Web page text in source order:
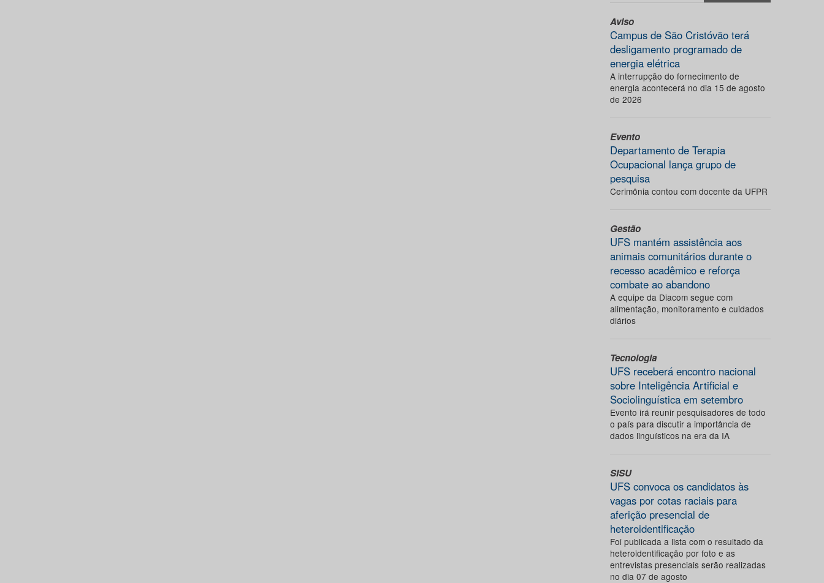
Aviso
Campus de São Cristóvão terá
desligamento programado de
energia elétrica
A interrupção do fornecimento de
energia acontecerá no dia 15 de agosto
de 2026
Evento
Departamento de Terapia
Ocupacional lança grupo de
pesquisa
Cerimônia contou com docente da UFPR
Gestão
UFS mantém assistência aos
animais comunitários durante o
recesso acadêmico e reforça
combate ao abandono
A equipe da Diacom segue com
alimentação, monitoramento e cuidados
diários
Tecnologia
UFS receberá encontro nacional
sobre Inteligência Artificial e
Sociolinguística em setembro
Evento irá reunir pesquisadores de todo
o país para discutir a importância de
dados linguísticos na era da IA
SISU
UFS convoca os candidatos às
vagas por cotas raciais para
aferição presencial de
heteroidentificação
Foi publicada a lista com o resultado da
heteroidentificação por foto e as
entrevistas presenciais serão realizadas
no dia 07 de agosto